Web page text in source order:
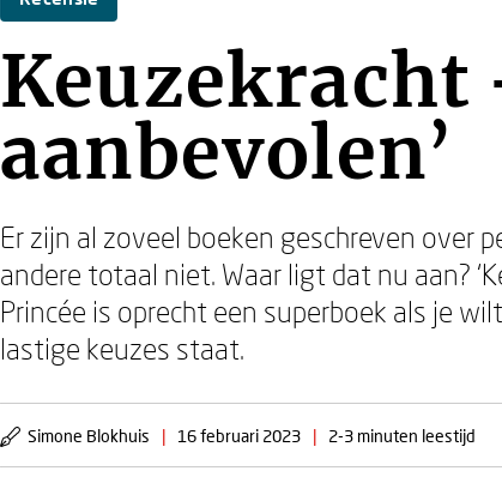
Keuzekracht
aanbevolen’
Er zijn al zoveel boeken geschreven over
andere totaal niet. Waar ligt dat nu aan?
Princée is oprecht een superboek als je
lastige keuzes staat.
Simone Blokhuis | 16 februari 2023 | 2-3 minuten leestijd